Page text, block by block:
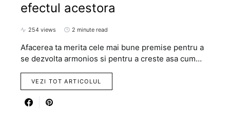
efectul acestora
254 views 2 minute read
Afacerea ta merita cele mai bune premise pentru a
se dezvolta armonios si pentru a creste asa cum…
VEZI TOT ARTICOLUL